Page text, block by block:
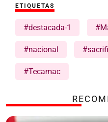
ETIQUETAS
#destacada-1
#nacional
#Tecamac